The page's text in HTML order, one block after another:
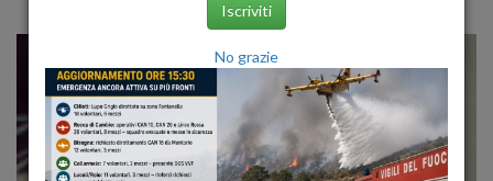
Iscriviti
No grazie